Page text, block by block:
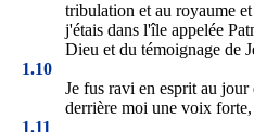
tribulation et au royaume et
j'étais dans l'île appelée
Dieu et du témoignage de
1.10
Je fus ravi en esprit au
derrière moi une voix
1.11